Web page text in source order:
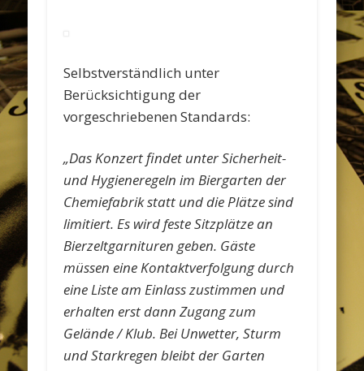
Selbstverständlich unter
Berücksichtigung der
vorgeschriebenen Standards:
„Das Konzert findet unter Sicherheit-
und Hygieneregeln im Biergarten der
Chemiefabrik statt und die Plätze sind
limitiert. Es wird feste Sitzplätze an
Bierzeltgarnituren geben. Gäste
müssen eine Kontaktverfolgung durch
eine Liste am Einlass zustimmen und
erhalten erst dann Zugang zum
Gelände / Klub. Bei Unwetter, Sturm
und Starkregen bleibt der Garten